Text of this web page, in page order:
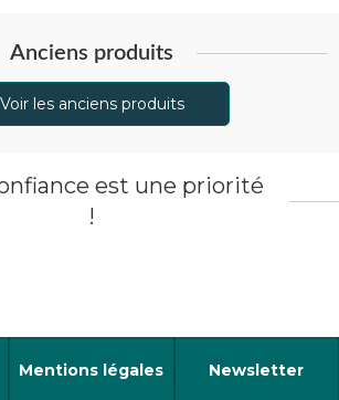
Anciens produits
Voir les anciens produits
est une priorité
!
Mentions légales Newsletter